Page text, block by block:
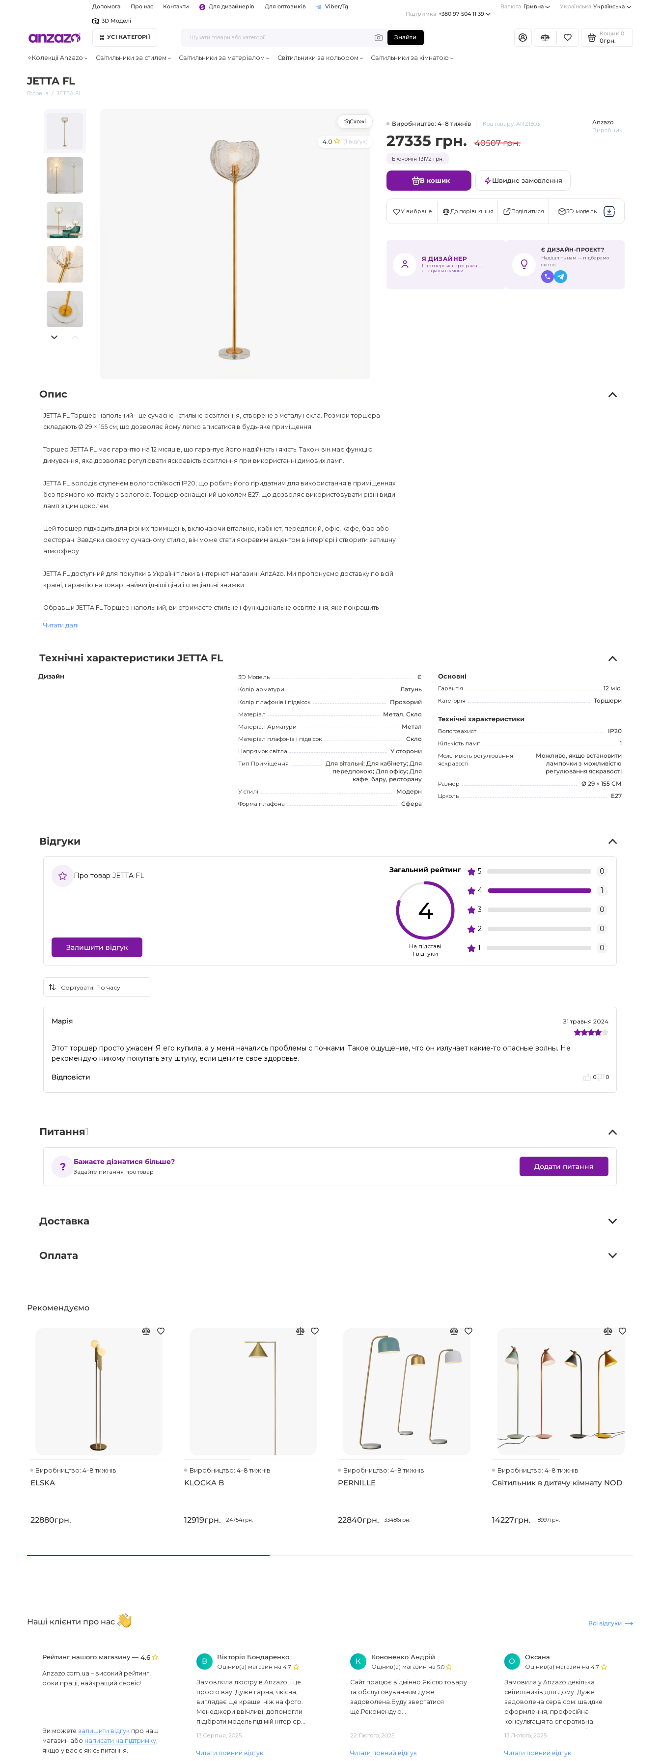
Допомога Про нас Контакти Для дизайнерів Для оптовиків Viber/Tg
3D Моделі
Підтримка +380 97 504 11 39
Валюта Гривна Українська Українська
УСІ КАТЕГОРІЇ Знайти
Кошик 0
0грн.
✧Колекції Anzazo Світильники за стилем Світильники за матеріалом Світильники за кольором Світильники за кімнатою
JETTA FL
Головна JETTA FL
4.0 (1 відгук)
Схожі Виробництво: 4–8 тижнів Код товару: ANZ1503
Anzazo
Виробник
27335 грн. 40507 грн.
Економія 13172 грн.
В кошик Швидке замовлення
У вибране До порівняння Поділитися 3D модель
Я ДИЗАЙНЕР
Партнерська програма —
спеціальні умови
Є ДИЗАЙН-ПРОЕКТ?
Надішліть нам — підберемо
світло
Опис
JETTA FL Торшер напольний - це сучасне і стильне освітлення, створене з металу і скла. Розміри торшера
складають Ø 29 × 155 см, що дозволяє йому легко вписатися в будь-яке приміщення.
Торшер JETTA FL має гарантію на 12 місяців, що гарантує його надійність і якість. Також він має функцію
димування, яка дозволяє регулювати яскравість освітлення при використанні димових ламп.
JETTA FL володіє ступенем вологостійкості IP20, що робить його придатним для використання в приміщеннях
без прямого контакту з вологою. Торшер оснащений цоколем E27, що дозволяє використовувати різні види
ламп з цим цоколем.
Цей торшер підходить для різних приміщень, включаючи вітальню, кабінет, передпокій, офіс, кафе, бар або
ресторан. Завдяки своєму сучасному стилю, він може стати яскравим акцентом в інтер'єрі і створити затишну
атмосферу.
JETTA FL доступний для покупки в Україні тільки в інтернет-магазині AnzAzo. Ми пропонуємо доставку по всій
країні, гарантію на товар, найвигідніші ціни і спеціальні знижки.
Обравши JETTA FL Торшер напольний, ви отримаєте стильне і функціональне освітлення, яке покращить
покупців і успішно просунути його на ринку.
Читати далі
Технічні характеристики JETTA FL
Дизайн 3D Модель
Є
Колір арматури
Латунь
Колір плафонів і підвісок
Прозорий
Матеріал
Метал, Скло
Матеріал Арматури
Метал
Матеріал плафонів і підвісок
Скло
Напрямок світла
У сторони
Тип Приміщення
Для вітальні; Для кабінету; Для
передпокою; Для офісу; Для
кафе, бару, ресторану
У стилі
Модерн
Форма плафона
Сфера
Основні
Гарантія
12 міс.
Категорія
Торшери
Технічні характеристики
Вологозахист
IP20
Кількість ламп
1
Можливість регулювання
яскравості
Можливо, якщо встановити
лампочки з можливістю
регулювання яскравості
Размер
Ø 29 × 155 СМ
Цоколь
E27
Відгуки
Про товар JETTA FL
Залишити відгук
Загальний рейтинг
4
На підставі
1 відгуки
5 0
4 1
3 0
2 0
1 0
Марія 31 травня 2024
Этот торшер просто ужасен! Я его купила, а у меня начались проблемы с почками. Такое ощущение, что он излучает какие-то опасные волны. Не
рекомендую никому покупать эту штуку, если цените свое здоровье.
Відповісти 0 0
Питання1
Бажаєте дізнатися більше?
Задайте питання про товар
Додати питання
Доставка
Оплата
Рекомендуємо
Виробництво: 4–8 тижнів
ELSKA
22880грн.
Виробництво: 4–8 тижнів
KLOCKA B
12919грн. 24754грн.
Виробництво: 4–8 тижнів
PERNILLE
22840грн. 33486грн.
Виробництво: 4–8 тижнів
Світильник в дитячу кімнату NOD
14227грн. 18997грн.
Наші клієнти про нас Всі відгуки
Рейтинг нашого магазину —4.6
Anzazo.com.ua – високий рейтинг,
роки праці, найкращий сервіс!
Ви можете залишити відгук про наш
магазин або написати на підтримку
якщо у вас є якісь питання.
В
Вікторія Бондаренко
Оцінив(а) магазин на4.7
Замовляла люстру в Anzazo, і це
просто вау! Дуже гарна, якісна,
виглядає ще краще, ніж на фото.
Менеджери ввічливі, допомогли
підібрати модель під мій інтер’єр...
13 Серпня, 2025
Читати повний відгук
К
Кононенко Андрій
Оцінив(а) магазин на 5.0
Сайт працює відмінно.Якістю товару
та обслуговуванням дуже
задоволена.Буду звертатися
ще.Рекомендую...
22 Лютого, 2025
Читати повний відгук
О
Оксана
Оцінив(а) магазин на4.7
Замовила у Anzazo декілька
світильників для дому. Дуже
задоволена сервісом: швидке
оформлення, професійна
консультація та оперативна
доставка. Один з плафонів, на жаль,
13 Лютого, 2025
Читати повний відгук